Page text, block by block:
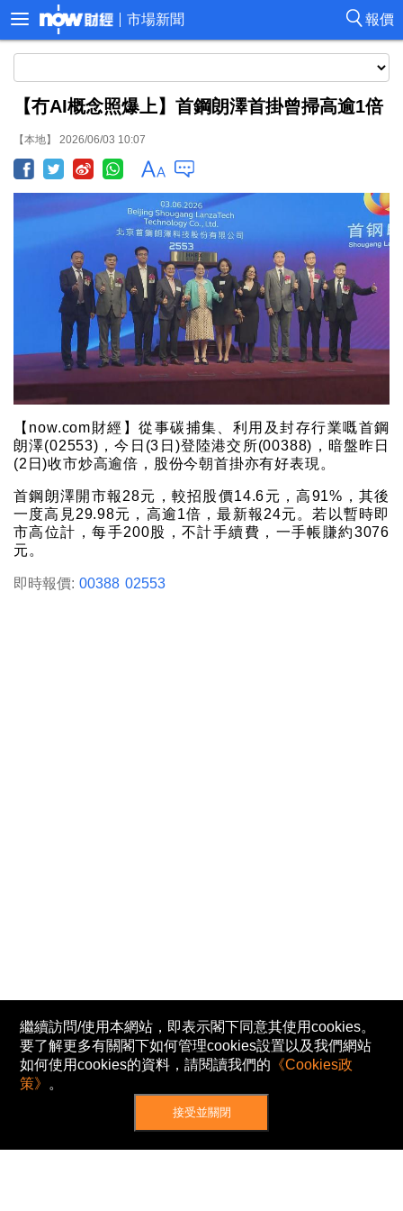
報價
市場新聞
【冇AI概念照爆上】首鋼朗澤首掛曾掃高逾1倍
【本地】 2026/06/03 10:07
【now.com財經】從事碳捕集、利用及封存行業嘅首鋼
朗澤(02553)，今日(3日)登陸港交所(00388)，暗盤昨日
(2日)收市炒高逾倍，股份今朝首掛亦有好表現。
首鋼朗澤開市報28元，較招股價14.6元，高91%，其後
一度高見29.98元，高逾1倍，最新報24元。若以暫時即
市高位計，每手200股，不計手續費，一手帳賺約3076
元。
即時報價: 00388 02553
繼續訪問/使用本網站，即表示閣下同意其使用cookies。
要了解更多有關閣下如何管理cookies設置以及我們網站
如何使用cookies的資料，請閱讀我們的 《Cookies政
策》 。
接受並關閉